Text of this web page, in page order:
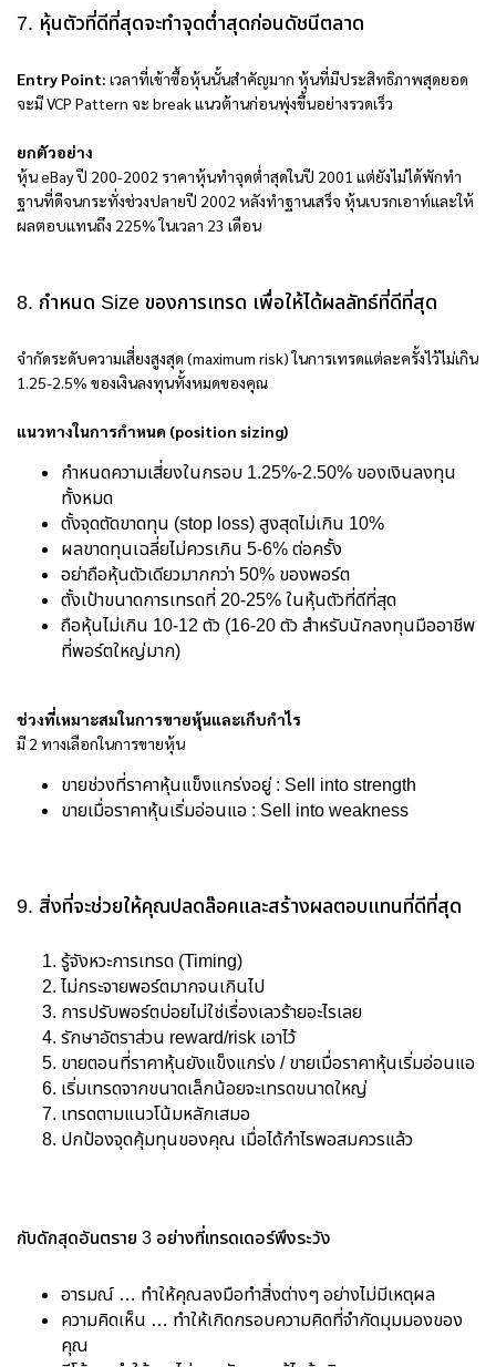
7. หุ้นตัวที่ดีที่สุดจะทำจุดต่ำสุดก่อนดัชนีตลาด
Entry Point: เวลาที่เข้าซื้อหุ้นนั้นสำคัญมาก หุ้นที่มีประสิทธิภาพสุดยอด
จะมี VCP Pattern จะ break แนวต้านก่อนพุ่งขึ้นอย่างรวดเร็ว
ยกตัวอย่าง
หุ้น eBay ปี 200-2002 ราคาหุ้นทำจุดต่ำสุดในปี 2001 แต่ยังไม่ได้พักทำ
ฐานที่ดีจนกระทั่งช่วงปลายปี 2002 หลังทำฐานเสร็จ หุ้นเบรกเอาท์และให้
ผลตอบแทนถึง 225% ในเวลา 23 เดือน
8. กำหนด Size ของการเทรด เพื่อให้ได้ผลลัทธ์ที่ดีที่สุด
จำกัดระดับความเสี่ยงสูงสุด (maximum risk) ในการเทรดแต่ละครั้งไว้ไม่เกิน
1.25-2.5% ของเงินลงทุนทั้งหมดของคุณ
แนวทางในการกำหนด (position sizing)
กำหนดความเสี่ยงในกรอบ 1.25%-2.50% ของเงินลงทุน
ทั้งหมด
ตั้งจุดตัดขาดทุน (stop loss) สูงสุดไม่เกิน 10%
ผลขาดทุนเฉลี่ยไม่ควรเกิน 5-6% ต่อครั้ง
อย่าถือหุ้นตัวเดียวมากกว่า 50% ของพอร์ต
ตั้งเป้าขนาดการเทรดที่ 20-25% ในหุ้นตัวที่ดีที่สุด
ถือหุ้นไม่เกิน 10-12 ตัว (16-20 ตัว สำหรับนักลงทุนมืออาชีพ
ที่พอร์ตใหญ่มาก)
ช่วงที่เหมาะสมในการขายหุ้นและเก็บกำไร
มี 2 ทางเลือกในการขายหุ้น
ขายช่วงที่ราคาหุ้นแข็งแกร่งอยู่ : Sell into strength
ขายเมื่อราคาหุ้นเริ่มอ่อนแอ : Sell into weakness
9. สิ่งที่จะช่วยให้คุณปลดล๊อคและสร้างผลตอบแทนที่ดีที่สุด
รู้จังหวะการเทรด (Timing)
ไม่กระจายพอร์ตมากจนเกินไป
การปรับพอร์ตบ่อยไม่ใช่เรื่องเลวร้ายอะไรเลย
รักษาอัตราส่วน reward/risk เอาไว้
ขายตอนที่ราคาหุ้นยังแข็งแกร่ง / ขายเมื่อราคาหุ้นเริ่มอ่อนแอ
เริ่มเทรดจากขนาดเล็กน้อยจะเทรดขนาดใหญ่
เทรดตามแนวโน้มหลักเสมอ
ปกป้องจุดคุ้มทุนของคุณ เมื่อได้กำไรพอสมควรแล้ว
กับดักสุดอันตราย 3 อย่างที่เทรดเดอร์พึงระวัง
อารมณ์ … ทำให้คุณลงมือทำสิ่งต่างๆ อย่างไม่มีเหตุผล
ความคิดเห็น … ทำให้เกิดกรอบความคิดที่จำกัดมุมมองของ
คุณ